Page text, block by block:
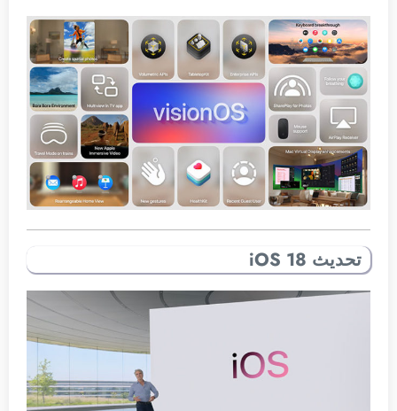
تحديث iOS 18